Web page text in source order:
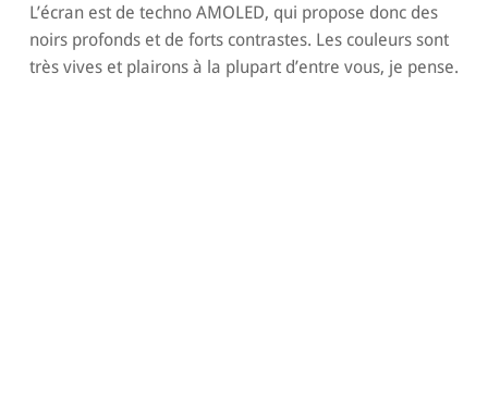
L’écran est de techno AMOLED, qui propose donc des
noirs profonds et de forts contrastes. Les couleurs sont
très vives et plairons à la plupart d’entre vous, je pense.